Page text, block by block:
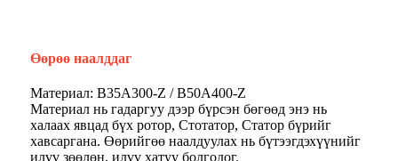
Өөрөө наалддаг
Материал: B35A300-Z / B50A400-Z
Материал нь гадаргуу дээр бүрсэн бөгөөд энэ нь
халаах явцад бүх ротор, Стотатор, Статор бүрийг
хавсаргана. Өөрийгөө наалдуулах нь бүтээгдэхүүнийг
илүү зөөлөн, илүү хатуу болгодог.